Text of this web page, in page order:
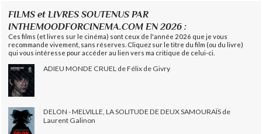
FILMS et LIVRES SOUTENUS PAR
INTHEMOODFORCINEMA.COM EN 2026 :
Ces films (et livres sur le cinéma) sont ceux de l'année 2026 que je vous
recommande vivement, sans réserves. Cliquez sur le titre du film (ou du livre)
qui vous intéresse pour accéder au lien vers ma critique de celui-ci.
ADIEU MONDE CRUEL de Félix de Givry
DELON - MELVILLE, LA SOLITUDE DE DEUX SAMOURAÏS de
Laurent Galinon